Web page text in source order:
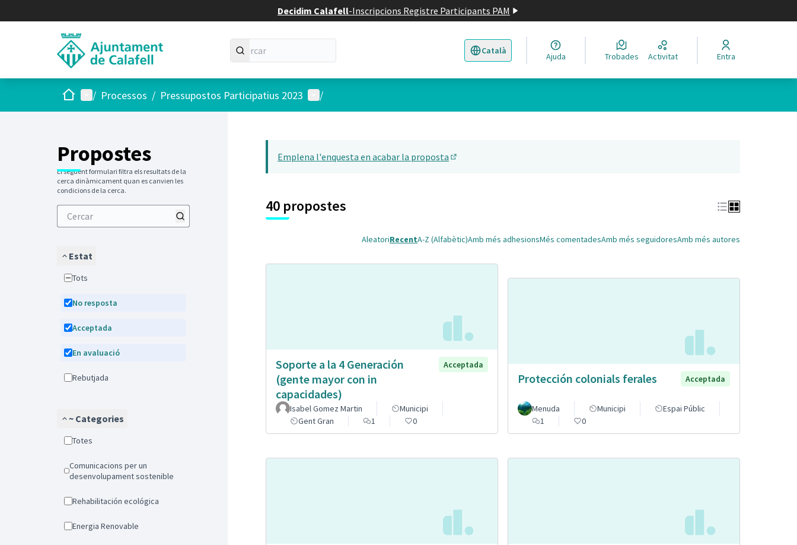
Decidim Calafell-Inscripcions Registre Participants PAM
Català
Triar la llengua Elegir el idioma
Ajuda Trobades Activitat Entra
Inici Menú principal
/ Processos / Pressupostos Participatius 2023 Menú d'usuari
/
Propostes
El següent formulari filtra els resultats de la
cerca dinàmicament quan es canvien les
condicions de la cerca.
Estat
Tots
No resposta
Acceptada
En avaluació
Rebutjada
~ Categories
Totes
Comunicacions per un
desenvolupament sostenible
Rehabilitación ecológica
Energia Renovable
Emplena l'enquesta en acabar la proposta
40 propostes
AleatoriRecentA-Z (Alfabètic)Amb més adhesionsMés comentadesAmb més seguidoresAmb més autores
Soporte a la 4 Generación
(gente mayor con in
capacidades)
Acceptada
Isabel Gomez Martin
Municipi
Gent Gran
1 0
Protección colonials ferales Acceptada
Menuda Municipi
Espai Públic
1
0